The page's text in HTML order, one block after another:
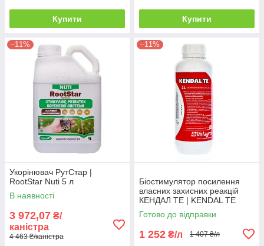
Купити Купити
–11%
Укорінювач РутСтар |
RootStar Nuti 5 л
В наявності
3 972,07 ₴/
каністра
4 463 ₴/каністра
–11%
Біостимулятор посилення
власних захисних реакцій
КЕНДАЛ ТЕ | KENDAL TE
Valagro 1 л
Готово до відправки
1 252 ₴/л 1 407 ₴/л